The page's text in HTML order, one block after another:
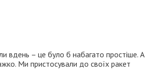
вдень – це було б набагато простіше. А
Ми пристосували до своїх ракет